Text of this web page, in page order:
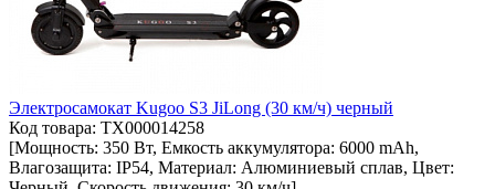
Электросамокат Kugoo S3 JiLong (30 км/ч) черный
Код товара: ТХ000014258
[Мощность: 350 Вт, Емкость аккумулятора: 6000 mAh,
Влагозащита: IP54, Материал: Алюминиевый сплав, Цвет: